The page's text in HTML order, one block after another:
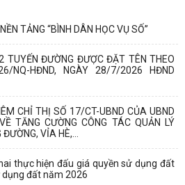
TẢNG “BÌNH DÂN HỌC VỤ SỐ”
TUYẾN ĐƯỜNG ĐƯỢC ĐẶT TÊN THEO
NQ-HĐND, NGÀY 28/7/2026 HĐND
CHỈ THỊ SỐ 17/CT-UBND CỦA UBND
TĂNG CƯỜNG CÔNG TÁC QUẢN LÝ
VỈA HÈ,...
thực hiện đấu giá quyền sử dụng đất
đất năm 2026